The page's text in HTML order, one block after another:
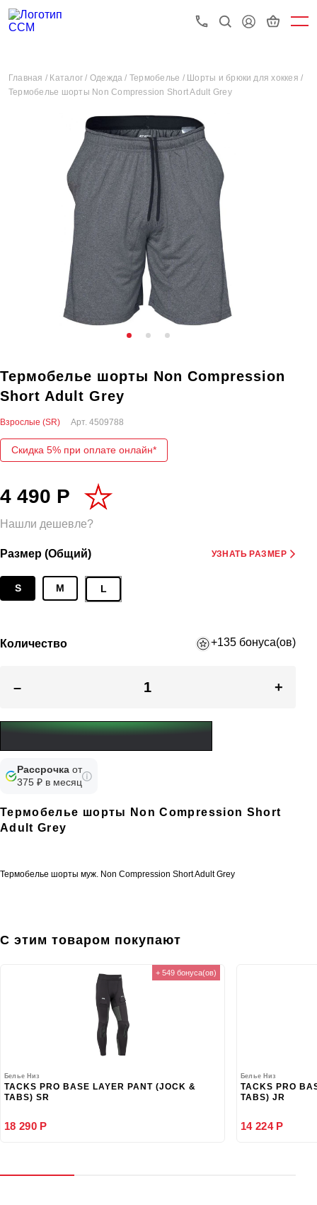
Главная / Каталог / Одежда / Термобелье / Шорты и брюки для хоккея /
Термобелье шорты Non Compression Short Adult Grey
Термобелье шорты Non Compression
Short Adult Grey
Взрослые (SR) Арт. 4509788
Скидка 5% при оплате онлайн*
4 490 Р
Нашли дешевле?
Размер (Общий) УЗНАТЬ РАЗМЕР
S M L
Количество +135 бонуса(ов)
– +
Рассрочка от
375 ₽ в месяц
Термобелье шорты Non Compression Short
Adult Grey
Термобелье шорты муж. Non Compression Short Adult Grey
С этим товаром покупают
+ 549 бонуса(ов)
Белье Низ
TACKS PRO BASE LAYER PANT (JOCK &
TABS) SR
18 290 Р
Белье Низ
TACKS PRO
TABS) JR
14 224 Р